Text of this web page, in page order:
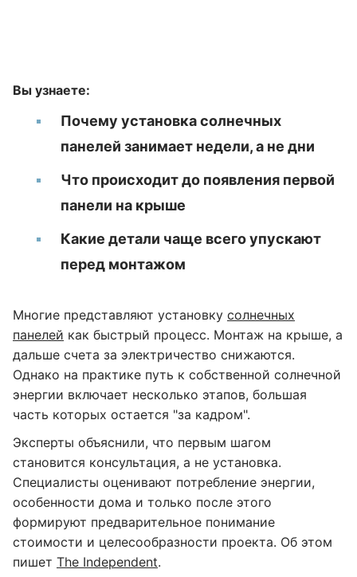
Вы узнаете:
Почему установка солнечных
панелей занимает недели, а не дни
Что происходит до появления первой
панели на крыше
Какие детали чаще всего упускают
перед монтажом
Многие представляют установку солнечных
панелей как быстрый процесс. Монтаж на крыше, а
дальше счета за электричество снижаются.
Однако на практике путь к собственной солнечной
энергии включает несколько этапов, большая
часть которых остается "за кадром".
Эксперты объяснили, что первым шагом
становится консультация, а не установка.
Специалисты оценивают потребление энергии,
особенности дома и только после этого
формируют предварительное понимание
стоимости и целесообразности проекта. Об этом
пишет The Independent.